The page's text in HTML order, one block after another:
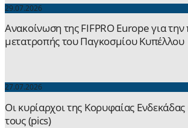
29.07.2026
Ανακοίνωση της FIFPRO Europe για
μετατροπής του Παγκοσμίου Κυπέλλου
27.07.2026
Οι κυρίαρχοι της Κορυφαίας Ενδεκάδας
τους (pics)